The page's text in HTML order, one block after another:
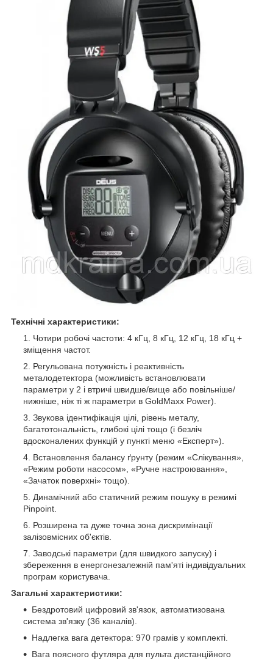
Технічні характеристики:
Чотири робочі частоти: 4 кГц, 8 кГц, 12 кГц, 18 кГц +
зміщення частот.
Регульована потужність і реактивність
металодетектора (можливість встановлювати
параметри у 2 і втричі швидше/вище або повільніше/
нижніше, ніж ті ж параметри в GoldMaxx Power).
Звукова ідентифікація цілі, рівень металу,
багатотональність, глибокі цілі тощо (і безліч
вдосконалених функцій у пункті меню «Експерт»).
Встановлення балансу ґрунту (режим «Слікування»,
«Режим роботи насосом», «Ручне настроювання»,
«Зачаток поверхні» тощо).
Динамічний або статичний режим пошуку в режимі
Pinpoint.
Розширена та дуже точна зона дискримінації
залізовмісних об'єктів.
Заводські параметри (для швидкого запуску) і
збереження в енергонезалежній пам'яті індивідуальних
програм користувача.
Загальні характеристики:
Бездротовий цифровий зв'язок, автоматизована
система зв'язку (36 каналів).
Надлегка вага детектора: 970 грамів у комплекті.
Вага поясного футляра для пульта дистанційного